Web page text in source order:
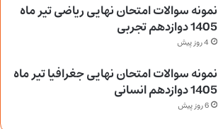
نمونه سوالات امتحان نهایی ریاضی تیر ماه
1405 دوازدهم تجربی
4 روز پیش
نمونه سوالات امتحان نهایی جغرافیا تیر ماه
1405 دوازدهم انسانی
6 روز پیش